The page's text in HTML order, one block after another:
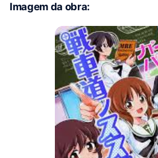
Imagem da obra: